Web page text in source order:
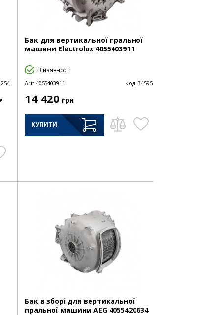
Бак для вертикальної пральної
машини Electrolux 4055403911
В наявності
Art: 4055403911 Код: 34595
14 420 грн
КУПИТИ
Бак в зборі для вертикальної
пральної машини AEG 4055420634